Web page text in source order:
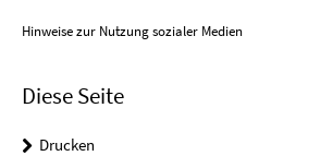
Hinweise zur Nutzung sozialer Medien
Diese Seite
Drucken